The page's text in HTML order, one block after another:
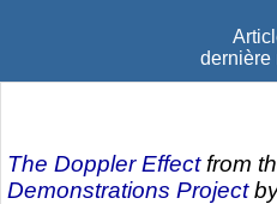
dernière
The Doppler Effectfrom
Demonstrations Project